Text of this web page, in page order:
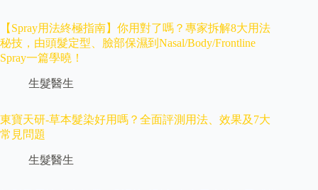
【Spray用法終極指南】你用對了嗎？專家拆解8大用法
秘技，由頭髮定型、臉部保濕到Nasal/Body/Frontline
Spray一篇學曉！
生髮醫生
東寶天研-草本髮染好用嗎？全面評測用法、效果及7大
常見問題
生髮醫生